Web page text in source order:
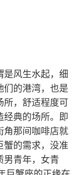
是风生水起，细
们的港湾，也是
所，舒适程度可
经典的场所。即
角那间咖啡店就
蟹的需求，没准
男青年，女青